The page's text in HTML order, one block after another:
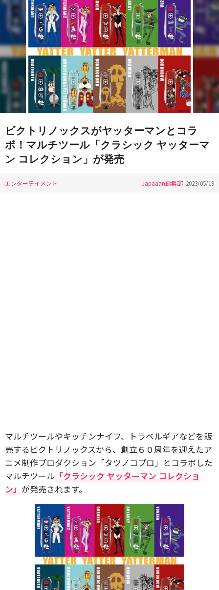
ビクトリノックスがヤッターマンとコラ
ボ！マルチツール「クラシック ヤッターマ
ン コレクション」が発売
エンターテイメント Japaaan編集部 2023/05/19
マルチツールやキッチンナイフ、トラベルギアなどを販
売するビクトリノックスから、創立６０周年を迎えたア
ニメ制作プロダクション「タツノコプロ」とコラボした
マルチツール 「クラシック ヤッターマン コレクショ
ン」 が発売されます。